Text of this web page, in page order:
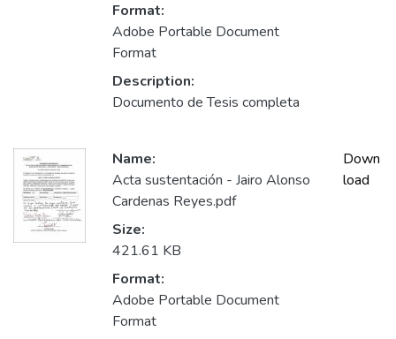
Format:
Adobe Portable Document
Format
Description:
Documento de Tesis completa
Name:
Acta sustentación - Jairo Alonso
Cardenas Reyes.pdf
Size:
421.61 KB
Format:
Adobe Portable Document
Format
Down
load